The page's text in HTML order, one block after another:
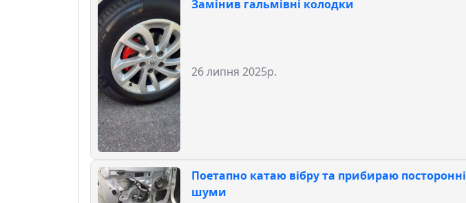
Замінив гальмівні колодки
26 липня 2025р.
Поетапно катаю вібру та прибираю посторонні
шуми